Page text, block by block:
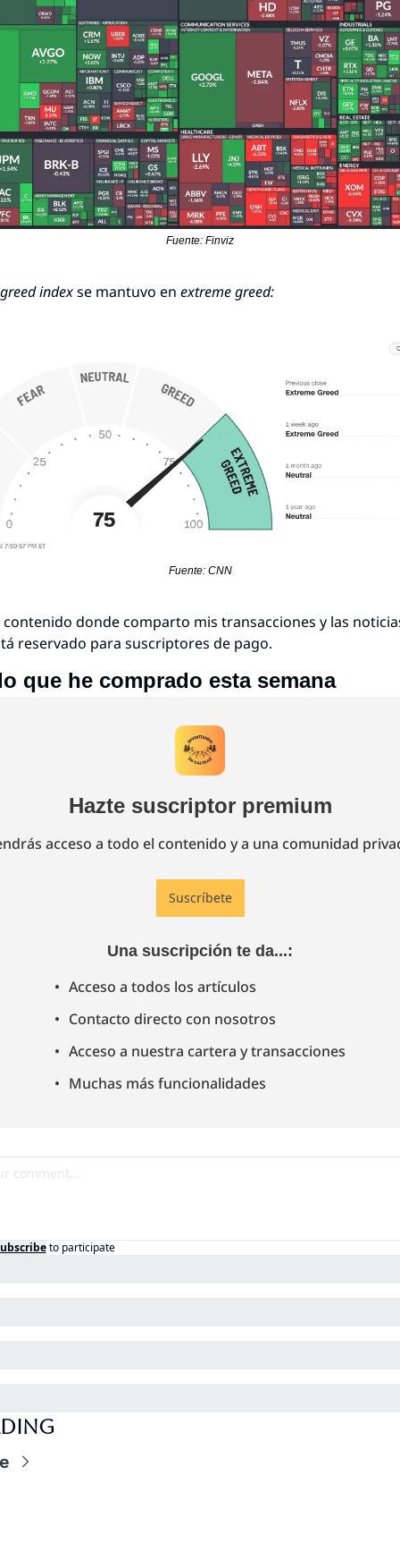
Fuente: Finviz
index se mantuvo en extreme greed:
Fuente: CNN
contenido donde comparto mis transacciones y las
reservado para suscriptores de pago.
que he comprado esta semana
Hazte suscriptor premium
acceso a todo el contenido y a una comunidad
Suscríbete
Una suscripción te da...:
Acceso a todos los artículos
Contacto directo con nosotros
Acceso a nuestra cartera y transacciones
Muchas más funcionalidades
to participate